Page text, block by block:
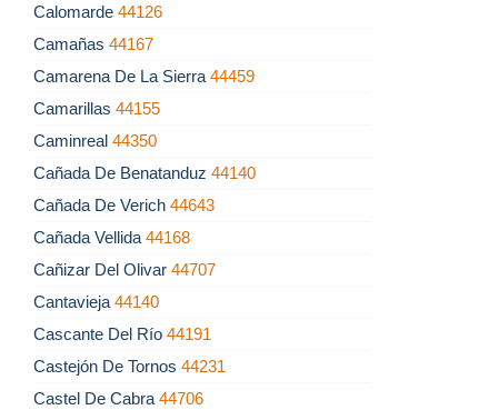
Calomarde 44126
Camañas 44167
Camarena De La Sierra 44459
Camarillas 44155
Caminreal 44350
Cañada De Benatanduz 44140
Cañada De Verich 44643
Cañada Vellida 44168
Cañizar Del Olivar 44707
Cantavieja 44140
Cascante Del Río 44191
Castejón De Tornos 44231
Castel De Cabra 44706